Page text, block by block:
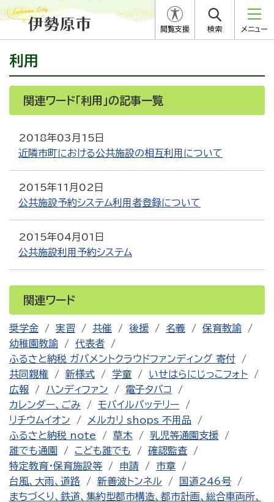
閲覧支援 検索 メニュー
利用
関連ワード「利用」の記事一覧
2018年03月15日
近隣市町における公共施設の相互利用について
2015年11月02日
公共施設予約システム利用者登録について
2015年04月01日
公共施設利用予約システム
関連ワード
奨学金 実習 共催 後援 名義
保育教諭
幼稚園教諭
代表者
ふるさと納税 ガバメントクラウドファンディング 寄付
共同親権
新様式 学童
いせはらにじっこフォト
広報
ハンディファン
電子タバコ
カレンダー、ごみ
モバイルバッテリー
リチウムイオン
メルカリ shops 不用品
ふるさと納税 note
草木
乳児等通園支援
誰でも通園
こども誰でも
確認監査
特定教育・保育施設等
申請
市章
台風、大雨、道路
新善波トンネル
国道246号
まちづくり、鉄道、集約型都市構造、都市計画、総合車両所、